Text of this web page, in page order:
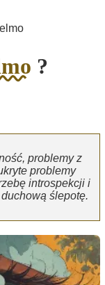
?
problemy z
problemy
introspekcji i
ślepotę.